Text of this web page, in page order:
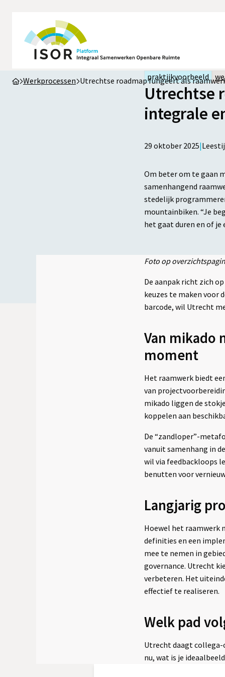
Werkprocessen Utrechtse roadmap fungeert als
praktijkvoorbeeld
Utrechtse
integrale
29 oktober 2025|
Om beter om te gaan
samenhangend
stedelijk
mountainbiken. “Je
het gaat duren en of je
Foto op
De aanpak richt zich
keuzes te maken voor
barcode, wil Utrecht
Van mikado
moment
Het raamwerk biedt
van
mikado liggen de
koppelen aan
De “zandloper”-
vanuit samenhang in
wil via feedbackloops
benutten voor
Langjarig
Hoewel het raamwerk
definities en een
mee te nemen in
governance. Utrecht
verbeteren. Het
effectief te realiseren.
Welk pad
Utrecht daagt collega-
nu, wat is je